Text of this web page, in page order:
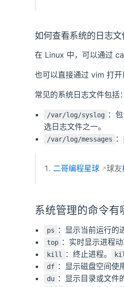
如何查看系统的日志文
在 Linux 中，可以通过
也可以直接通过 vim 打
常见的系统日志文件包括：
/var/log/syslog ：
选日志文件之一。
/var/log/messages
二哥编程星球 球友
系统管理的命令有
ps ：显示当前运行的
top ：实时显示进程动
kill ：终止进程。
df ：显示磁盘空间使
du ：显示目录或文件